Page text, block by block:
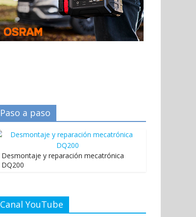
Paso a paso
Desmontaje y reparación mecatrónica
DQ200
Canal YouTube